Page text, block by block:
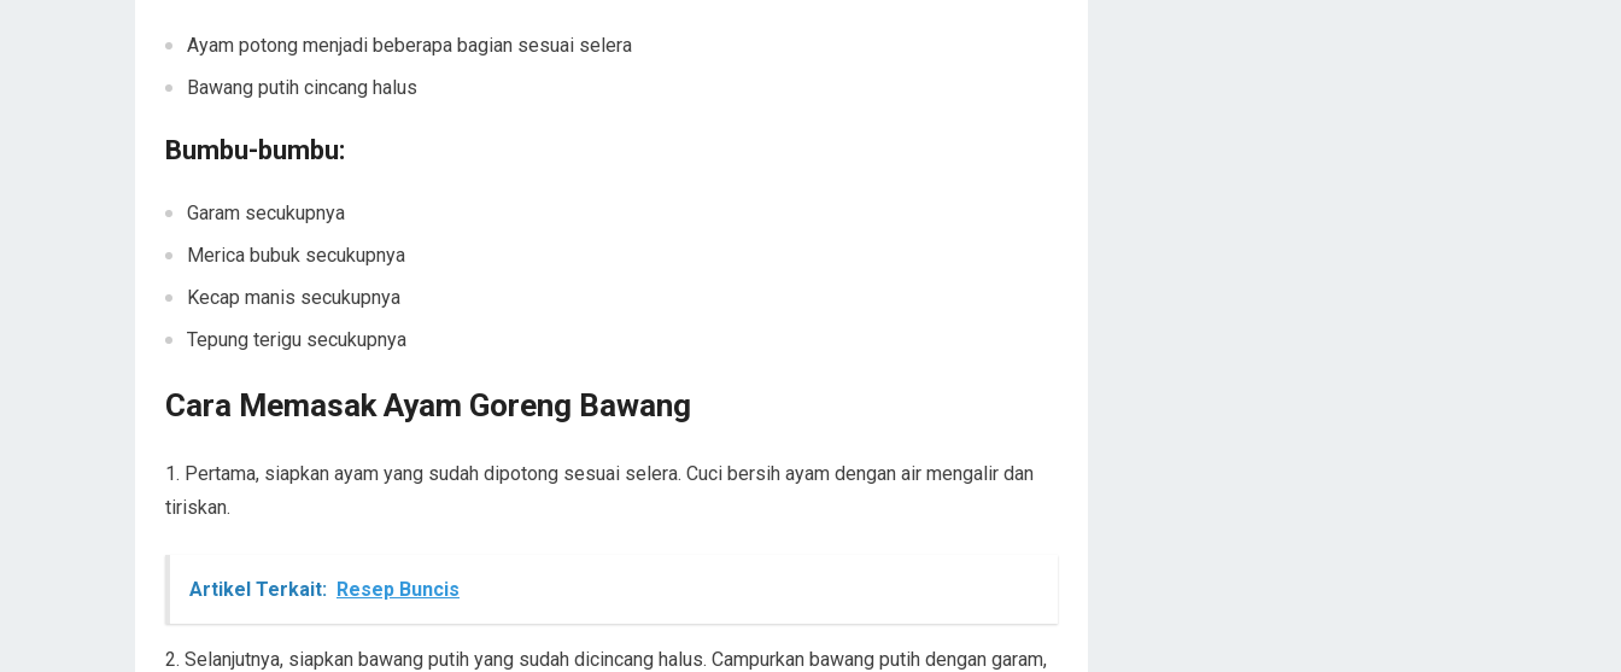
Ayam potong menjadi beberapa bagian sesuai selera
Bawang putih cincang halus
Bumbu-bumbu:
Garam secukupnya
Merica bubuk secukupnya
Kecap manis secukupnya
Tepung terigu secukupnya
Cara Memasak Ayam Goreng Bawang
1. Pertama, siapkan ayam yang sudah dipotong sesuai selera. Cuci bersih ayam dengan air mengalir dan
tiriskan.
Artikel Terkait: Resep Buncis
2. Selanjutnya, siapkan bawang putih yang sudah dicincang halus. Campurkan bawang putih dengan garam,